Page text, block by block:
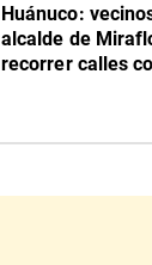
Huánuco:
alcalde de
recorrer calles